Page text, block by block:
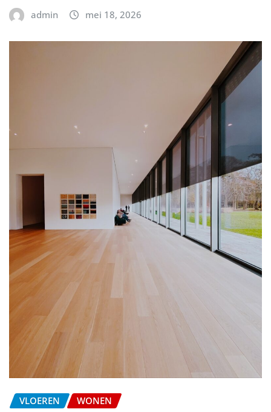
admin mei 18, 2026
VLOEREN WONEN